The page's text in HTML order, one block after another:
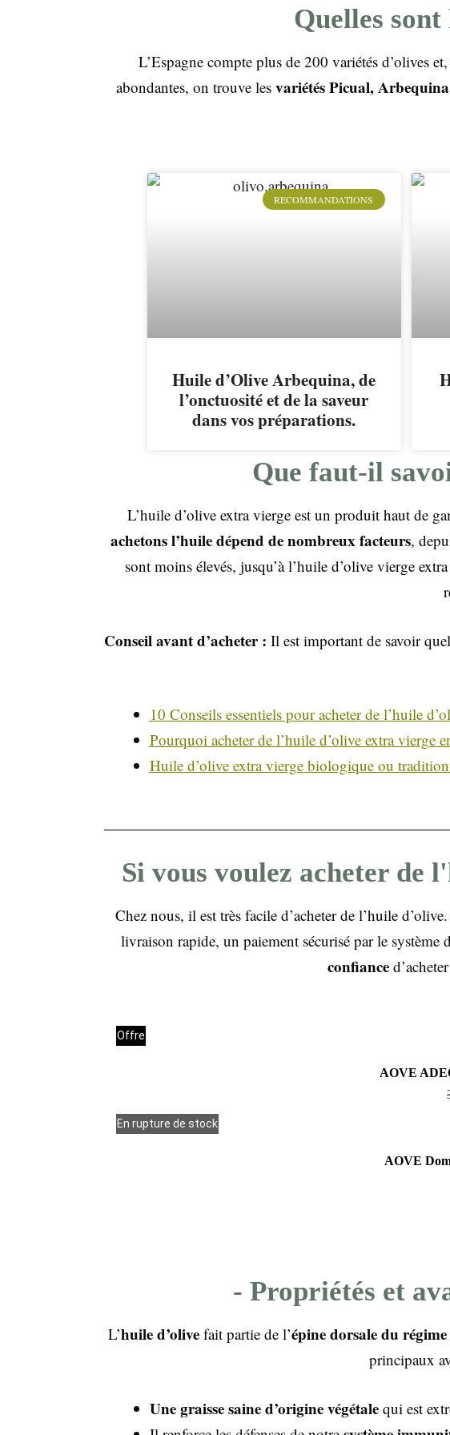
Quelles
L’Espagne compte plus de 200 variétés d’olives
abondantes, on trouve les variétés Picual,
RECOMMANDATIONS
Huile d’Olive Arbequina, de
l’onctuosité et de la saveur
dans vos préparations.
Que faut-il
L’huile d’olive extra vierge est un produit haut de
achetons l’huile dépend de nombreux facteurs,
sont moins élevés, jusqu’à l’huile d’olive vierge
Conseil avant d’acheter : Il est important de savoir
10 Conseils essentiels pour acheter de l’huile
Pourquoi acheter de l’huile d’olive extra vierge
Huile d’olive extra vierge biologique ou
Si vous voulez acheter de
Chez nous, il est très facile d’acheter de l’huile
livraison rapide, un paiement sécurisé par le
confiance
Offre
AOVE
En rupture de stock
AOVE
- Propriétés et
L’huile d’olive fait partie de l’épine dorsale du
principaux
Une graisse saine d’origine végétalequi est